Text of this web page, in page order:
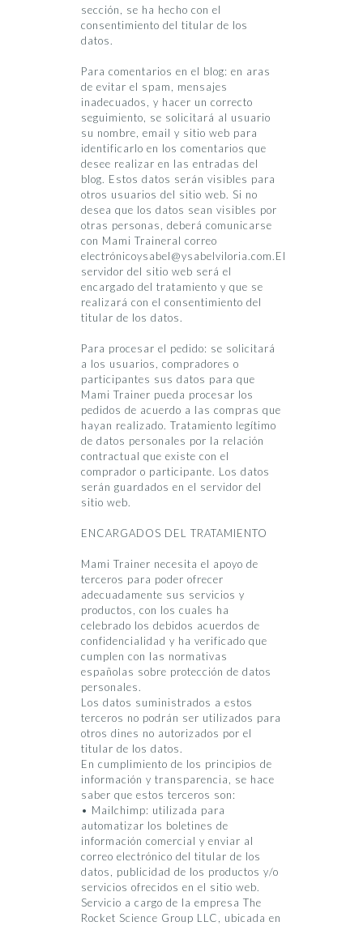
sección, se ha hecho con el
consentimiento del titular de los
datos.
Para comentarios en el blog: en aras
de evitar el spam, mensajes
inadecuados, y hacer un correcto
seguimiento, se solicitará al usuario
su nombre, email y sitio web para
identificarlo en los comentarios que
desee realizar en las entradas del
blog. Estos datos serán visibles para
otros usuarios del sitio web. Si no
desea que los datos sean visibles por
otras personas, deberá comunicarse
con Mami Traineral correo
electrónicoysabel@ysabelviloria.com.El
servidor del sitio web será el
encargado del tratamiento y que se
realizará con el consentimiento del
titular de los datos.
Para procesar el pedido: se solicitará
a los usuarios, compradores o
participantes sus datos para que
Mami Trainer pueda procesar los
pedidos de acuerdo a las compras que
hayan realizado. Tratamiento legítimo
de datos personales por la relación
contractual que existe con el
comprador o participante. Los datos
serán guardados en el servidor del
sitio web.
ENCARGADOS DEL TRATAMIENTO
Mami Trainer necesita el apoyo de
terceros para poder ofrecer
adecuadamente sus servicios y
productos, con los cuales ha
celebrado los debidos acuerdos de
confidencialidad y ha verificado que
cumplen con las normativas
españolas sobre protección de datos
personales.
Los datos suministrados a estos
terceros no podrán ser utilizados para
otros dines no autorizados por el
titular de los datos.
En cumplimiento de los principios de
información y transparencia, se hace
saber que estos terceros son:
• Mailchimp: utilizada para
automatizar los boletines de
información comercial y enviar al
correo electrónico del titular de los
datos, publicidad de los productos y/o
servicios ofrecidos en el sitio web.
Servicio a cargo de la empresa The
Rocket Science Group LLC, ubicada en